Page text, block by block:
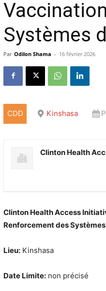
Systèmes
Par Odilon Shama - 16 février 2026
CDD Kinshasa
Clinton Health
Clinton Health Access
Renforcement des
Lieu: Kinshasa
Date Limite: non précisé